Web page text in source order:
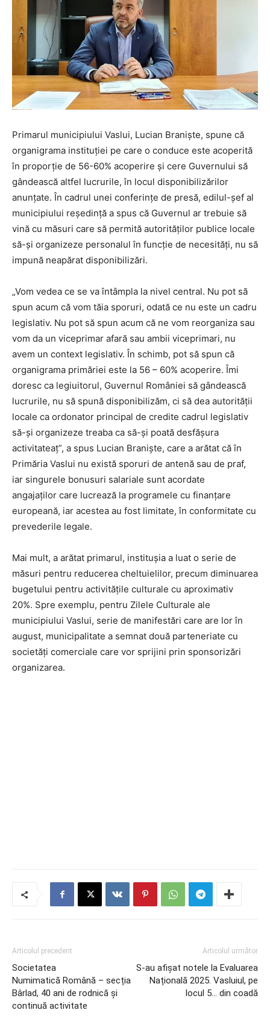
Primarul municipiului Vaslui, Lucian Braniște, spune că
organigrama instituției pe care o conduce este acoperită
în proporție de 56-60% acoperire și cere Guvernului să
gândească altfel lucrurile, în locul disponibilizărilor
anunțate. În cadrul unei conferințe de presă, edilul-șef al
municipiului reședință a spus că Guvernul ar trebuie să
vină cu măsuri care să permită autorităților publice locale
să-și organizeze personalul în funcție de necesități, nu să
impună neapărat disponibilizări.
„Vom vedea ce se va întâmpla la nivel central. Nu pot să
spun acum că vom tăia sporuri, odată ce nu este un cadru
legislativ. Nu pot să spun acum că ne vom reorganiza sau
vom da un viceprimar afară sau ambii viceprimari, nu
avem un context legislativ. În schimb, pot să spun că
organigrama primăriei este la 56 – 60% acoperire. Îmi
doresc ca legiuitorul, Guvernul României să gândească
lucrurile, nu să spună disponibilizăm, ci să dea autorității
locale ca ordonator principal de credite cadrul legislativ
să-și organizeze treaba ca să-și poată desfășura
activitateaţ”, a spus Lucian Braniște, care a arătat că în
Primăria Vaslui nu există sporuri de antenă sau de praf,
iar singurele bonusuri salariale sunt acordate
angajaților care lucrează la programele cu finanțare
europeană, iar acestea au fost limitate, în conformitate cu
prevederile legale.
Mai mult, a arătat primarul, institușia a luat o serie de
măsuri pentru reducerea cheltuielilor, precum diminuarea
bugetului pentru activitățile culturale cu aproximativ
20%. Spre exemplu, pentru Zilele Culturale ale
municipiului Vaslui, serie de manifestări care are lor în
august, municipalitate a semnat două parteneriate cu
societăți comerciale care vor sprijini prin sponsorizări
organizarea.
Articolul precedent
Societatea
Numimatică Română – secția
Bârlad, 40 ani de rodnică și
continuă activitate
Articolul următor
S-au afișat notele la Evaluarea
Națională 2025. Vasluiul, pe
locul 5… din coadă